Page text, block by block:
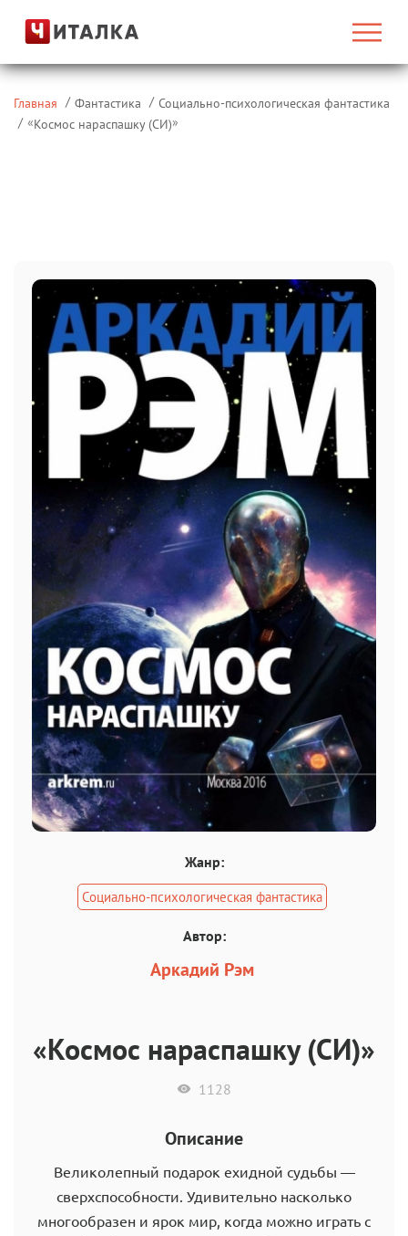
Главная Фантастика
Социально-психологическая фантастика
«Космос нараспашку (СИ)»
Жанр:
Социально-психологическая фантастика
Автор:
Аркадий Рэм
«Космос нараспашку (СИ)»
1128
Описание
Великолепный подарок ехидной судьбы —
сверхспособности. Удивительно насколько
многообразен и ярок мир, когда можно играть с